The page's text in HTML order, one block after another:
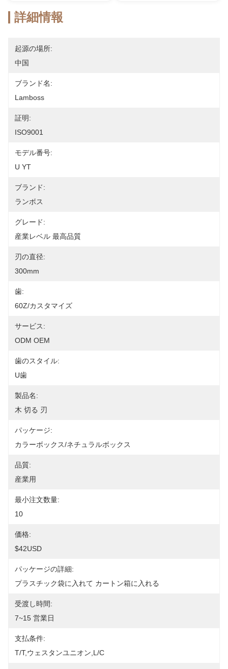
詳細情報
起源の場所:
中国
ブランド名:
Lamboss
証明:
ISO9001
モデル番号:
U YT
ブランド:
ランボス
グレード:
産業レベル 最高品質
刃の直径:
300mm
歯:
60Z/カスタマイズ
サービス:
ODM OEM
歯のスタイル:
U歯
製品名:
木 切る 刃
パッケージ:
カラーボックス/ネチュラルボックス
品質:
産業用
最小注文数量:
10
価格:
$42USD
パッケージの詳細:
プラスチック袋に入れて カートン箱に入れる
受渡し時間:
7~15 営業日
支払条件:
T/T,ウェスタンユニオン,L/C